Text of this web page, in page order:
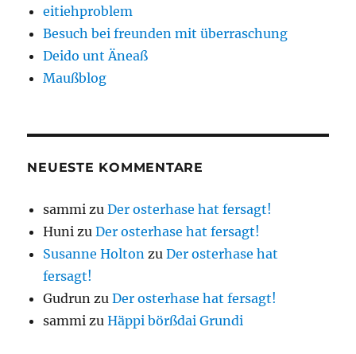
eitiehproblem
Besuch bei freunden mit überraschung
Deido unt Äneaß
Maußblog
NEUESTE KOMMENTARE
sammi zuDer osterhase hat fersagt!
Huni zuDer osterhase hat fersagt!
Susanne Holton zuDer osterhase hat
fersagt!
Gudrun zuDer osterhase hat fersagt!
sammi zuHäppi börßdai Grundi